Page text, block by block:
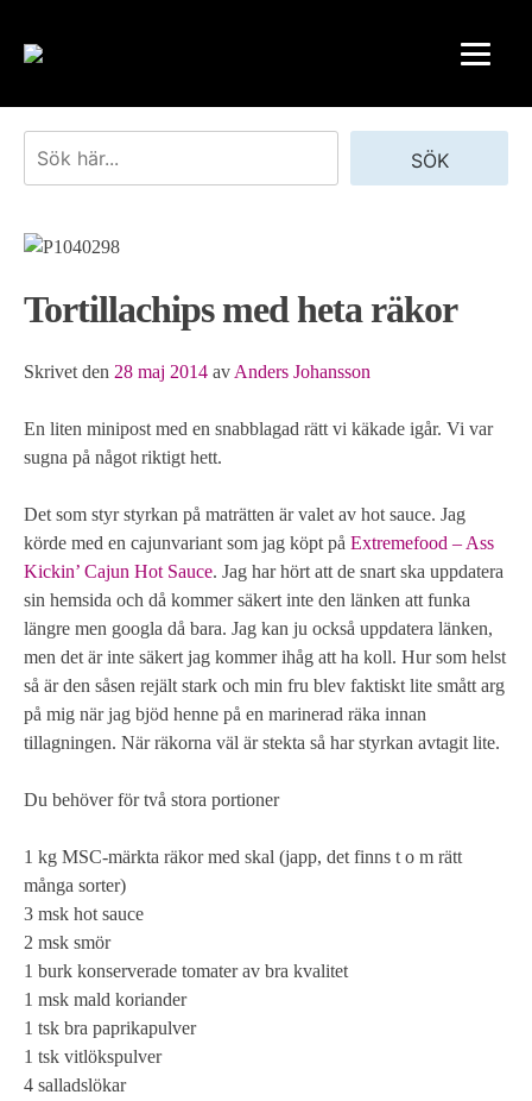
content
SÖK
Tortillachips med heta räkor
Skrivet den 28 maj 2014 av Anders Johansson
En liten minipost med en snabblagad rätt vi käkade igår. Vi var
sugna på något riktigt hett.
Det som styr styrkan på maträtten är valet av hot sauce. Jag
körde med en cajunvariant som jag köpt på Extremefood – Ass
Kickin’ Cajun Hot Sauce. Jag har hört att de snart ska uppdatera
sin hemsida och då kommer säkert inte den länken att funka
längre men googla då bara. Jag kan ju också uppdatera länken,
men det är inte säkert jag kommer ihåg att ha koll. Hur som helst
så är den såsen rejält stark och min fru blev faktiskt lite smått arg
på mig när jag bjöd henne på en marinerad räka innan
tillagningen. När räkorna väl är stekta så har styrkan avtagit lite.
Du behöver för två stora portioner
1 kg MSC-märkta räkor med skal (japp, det finns t o m rätt
många sorter)
3 msk hot sauce
2 msk smör
1 burk konserverade tomater av bra kvalitet
1 msk mald koriander
1 tsk bra paprikapulver
1 tsk vitlökspulver
4 salladslökar